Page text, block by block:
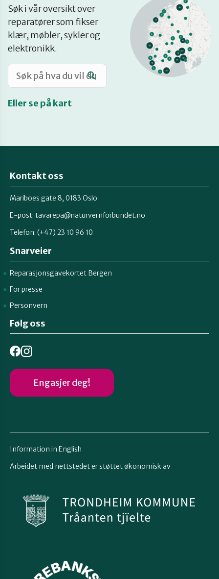
Møt reparatørene
Om oss
Retten til reparasjon
Søk i vår oversikt over
reparatører som fikser
klær, møbler, sykler og
elektronikk.
Eller se på kart
på
kart
Kontakt oss
Mariboes gate 8, 0183 Oslo
E-post: tavarepa@naturvernforbundet.no
Telefon: (+47) 23 10 96 10
Snarveier
Reparasjonsgavekortet Bergen
For presse
Personvern
Følg oss
Engasjer deg!
Information in English
Arbeidet med nettstedet er støttet økonomisk av